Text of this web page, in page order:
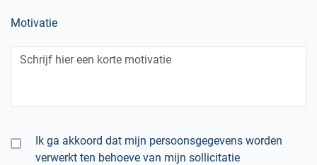
Motivatie
Ik ga akkoord dat mijn persoonsgegevens worden
verwerkt ten behoeve van mijn sollicitatie